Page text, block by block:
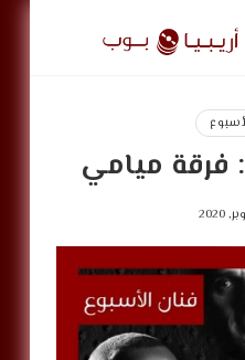
أريبيا
بوب
ArabiaPop
فرقة ميامي